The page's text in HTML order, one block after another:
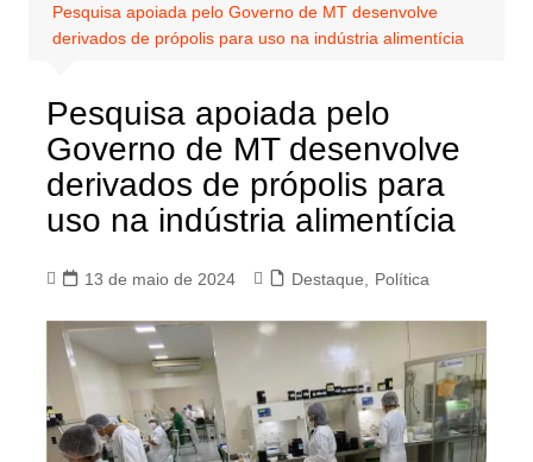
Pesquisa apoiada pelo Governo de MT desenvolve
derivados de própolis para uso na indústria alimentícia
Pesquisa apoiada pelo
Governo de MT desenvolve
derivados de própolis para
uso na indústria alimentícia
13 de maio de 2024 Destaque Política